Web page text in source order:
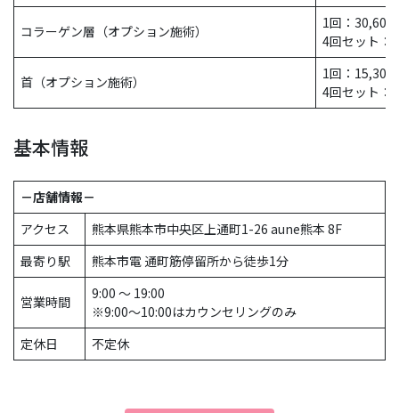
コラーゲン層（オプション施術）
1回：30,600
4回セット：
首（オプション施術）
1回：15,300
4回セット：
基本情報
－店舗情報－
アクセス
熊本県熊本市中央区上通町1-26 aune熊本 8F
最寄り駅
熊本市電 通町筋停留所から徒歩1分
営業時間
9:00 ～ 19:00
※9:00～10:00はカウンセリングのみ
定休日
不定休